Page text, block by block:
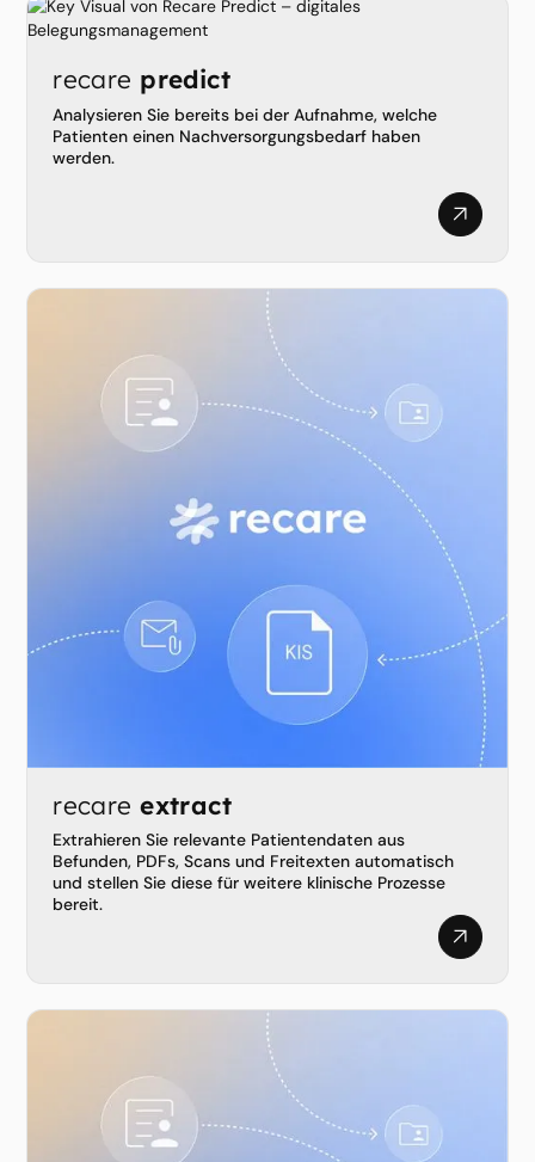
recare predict
Analysieren Sie bereits bei der Aufnahme, welche
Patienten einen Nachversorgungsbedarf haben
werden.
recareextract
Extrahieren Sie relevante Patientendaten aus
Befunden, PDFs, Scans und Freitexten automatisch
und stellen Sie diese für weitere klinische Prozesse
bereit.